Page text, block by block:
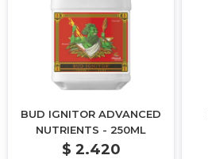
BUD IGNITOR ADVANCED
NUTRIENTS - 250ML
$ 2.420